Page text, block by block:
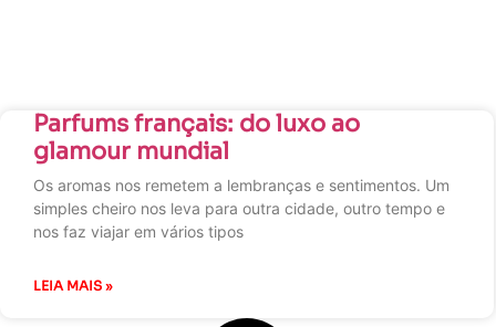
Parfums français: do luxo ao
glamour mundial
Os aromas nos remetem a lembranças e sentimentos. Um
simples cheiro nos leva para outra cidade, outro tempo e
nos faz viajar em vários tipos
LEIA MAIS »